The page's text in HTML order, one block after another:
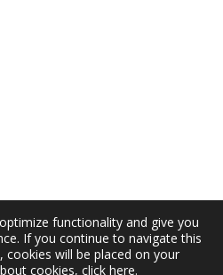
functionality and give you
If you continue to navigate this
cookies will be placed on your
cookies, click here.